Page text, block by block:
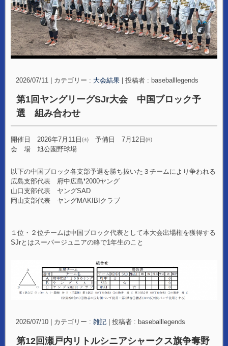
2026/07/11 カテゴリー : 大会結果 投稿者 : baseballlegends
第1回ヤングリーグSJr大会 中国ブロック予
選 組み合わせ
開催日 2026年7月11日㈯ 予備日 7月12日㈰
会 場 旭公園野球場
以下の中国ブロック各支部予選を勝ち抜いた３チームにより争われる
広島支部代表 府中広島❜2000ヤング
山口支部代表 ヤングSAD
岡山支部代表 ヤングMAKIBIクラブ
１位・２位チームは中国ブロック代表として本大会出場権を獲得する
SJrとはスーパージュニアの略で1年生のこと
2026/07/10 カテゴリー : 雑記 投稿者 : baseballlegends
第12回瀬戸内リトルシニアシャークス旗争奪野